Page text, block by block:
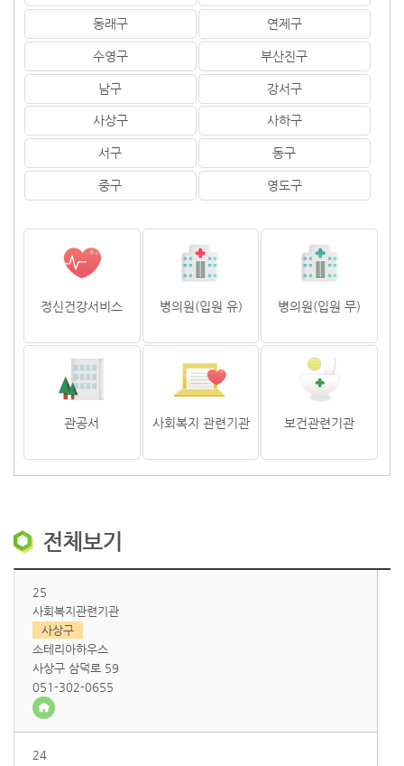
동래구 연제구
수영구 부산진구
남구 강서구
사상구 사하구
서구 동구
중구 영도구
정신건강서비스 병의원(입원 유) 병의원(입원 무)
관공서 사회복지 관련기관 보건관련기관
전체보기
25
사회복지관련기관
사상구
소테리아하우스
사상구 삼덕로 59
051-302-0655
24